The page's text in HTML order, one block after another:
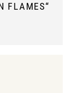
FLAMES“